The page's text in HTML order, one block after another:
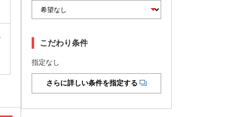
こだわり条件
指定なし
さらに詳しい条件を指定する